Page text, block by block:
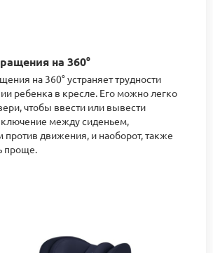
на 360°
на 360° устраняет трудности
ребенка в кресле. Его можно легко
чтобы ввести или вывести
между сиденьем,
движения, и наоборот, также
проще.